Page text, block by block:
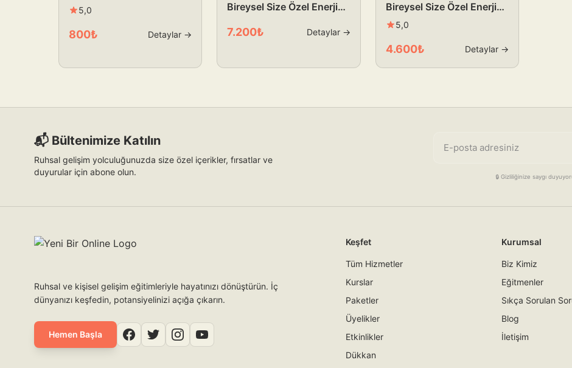
5,0
800₺ Detaylar →
Bireysel Size Özel Enerji
7.200₺ Detaylar →
Bireysel Size Özel Enerji
Gönderimi (Hafta)
5,0
4.600₺ Detaylar →
📬 Bültenimize Katılın
Ruhsal gelişim yolculuğunuzda size özel içerikler, fırsatlar ve
duyurular için abone olun.
🔒 Gizliliğinize saygı
Ruhsal ve kişisel gelişim eğitimleriyle hayatınızı dönüştürün. İç
dünyanızı keşfedin, potansiyelinizi açığa çıkarın.
Hemen Başla
Keşfet
Tüm Hizmetler
Kurslar
Paketler
Üyelikler
Etkinlikler
Dükkan
Kurumsal
Biz Kimiz
Eğitmenler
Sıkça Sorulan
Blog
İletişim